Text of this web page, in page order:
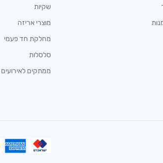
שקיות
מוצרי אריזה
מחלקת חד פעמי
סלסלות
ממתקים לאירועים